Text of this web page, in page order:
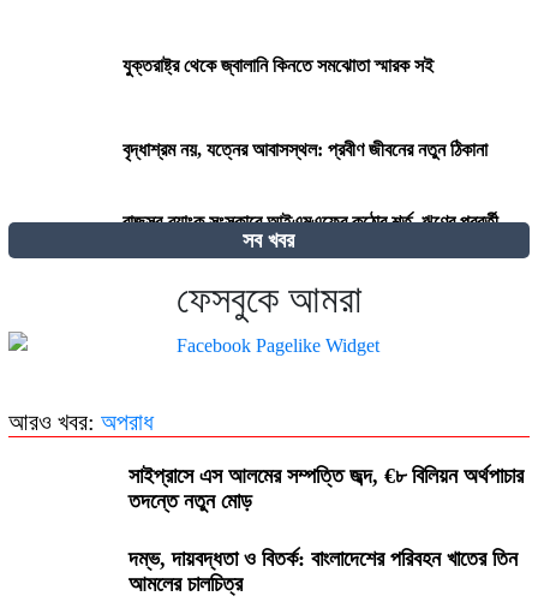
যুক্তরাষ্ট্র থেকে জ্বালানি কিনতে সমঝোতা স্মারক সই
বৃদ্ধাশ্রম নয়, যত্নের আবাসস্থল: প্রবীণ জীবনের নতুন ঠিকানা
রাজস্ব-ব্যাংক সংস্কারে আইএমএফের কঠোর শর্ত, ঋণের পরবর্তী
কিস্তি নিয়ে দোটানায় সরকার
২৭০ বিলিয়ন ডলার! কার কাছে এই বিশাল ক্ষতিপূরণ চাইছে ইরান?
মতামত আহ্বান
জালিম ও মুনাফিকরা কি ধর্মের শত্রু?
ঈদে বেড়ানোর ১০১ টি জায়গা
সব খবর
ফেসবুকে আমরা
আরও খবর: অপরাধ
সাইপ্রাসে এস আলমের সম্পত্তি জব্দ, €৮ বিলিয়ন অর্থপাচার
তদন্তে নতুন মোড়
দম্ভ, দায়বদ্ধতা ও বিতর্ক: বাংলাদেশের পরিবহন খাতের তিন
আমলের চালচিত্র